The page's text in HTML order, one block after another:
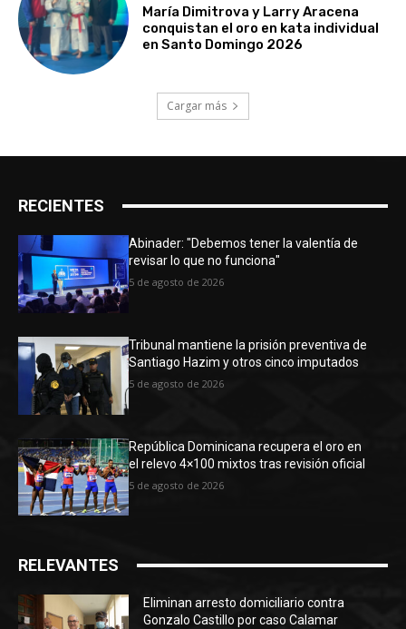
María Dimitrova y Larry Aracena
conquistan el oro en kata individual
en Santo Domingo 2026
Cargar más
RECIENTES
Abinader: "Debemos tener la valentía de
revisar lo que no funciona"
5 de agosto de 2026
Tribunal mantiene la prisión preventiva de
Santiago Hazim y otros cinco imputados
5 de agosto de 2026
República Dominicana recupera el oro en
el relevo 4×100 mixtos tras revisión oficial
5 de agosto de 2026
RELEVANTES
Eliminan arresto domiciliario contra
Gonzalo Castillo por caso Calamar